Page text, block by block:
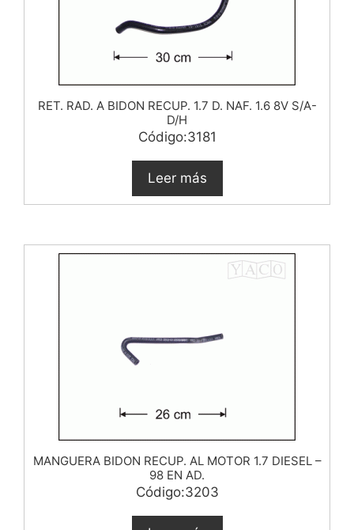
RET. RAD. A BIDON RECUP. 1.7 D. NAF. 1.6 8V S/A-
D/H
Código:3181
Leer más
MANGUERA BIDON RECUP. AL MOTOR 1.7 DIESEL –
98 EN AD.
Código:3203